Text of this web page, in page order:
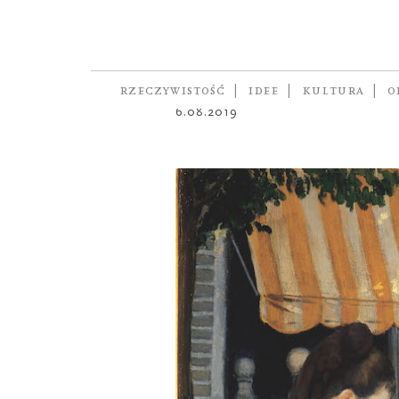
RZECZYWISTOŚĆ IDEE KULTURA
autor SZTUCZNE FIOŁKI
6.08.2019